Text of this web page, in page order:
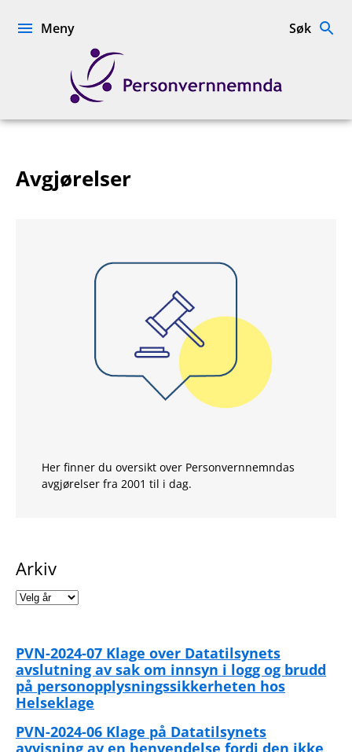
Personvernnemnda
Meny Søk
Avgjørelser
Her finner du oversikt over Personvernnemndas
avgjørelser fra 2001 til i dag.
Arkiv
PVN-2024-07 Klage over Datatilsynets
avslutning av sak om innsyn i logg og brudd
på personopplysningssikkerheten hos
Helseklage
PVN-2024-06 Klage på Datatilsynets
avvisning av en henvendelse fordi den ikke